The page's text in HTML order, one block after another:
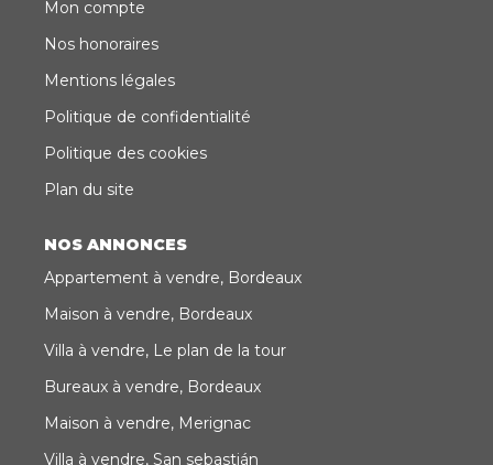
Mon compte
Nos honoraires
Mentions légales
Politique de confidentialité
Politique des cookies
Plan du site
NOS ANNONCES
Appartement à vendre, Bordeaux
Maison à vendre, Bordeaux
Villa à vendre, Le plan de la tour
Bureaux à vendre, Bordeaux
Maison à vendre, Merignac
Villa à vendre, San sebastián